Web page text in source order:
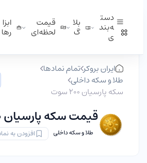
دست
ه‌بند
ی
بلا
گ
قیمت
لحظه‌ای
ابزا
ر‌ها
ایران بروکر تمام نمادها
طلا و سکه داخلی
سکه پارسیان ۲۰۰ سوت
قیمت سکه پارسیان ۲۰۰ سوت
طلا و سکه داخلی افزودن به